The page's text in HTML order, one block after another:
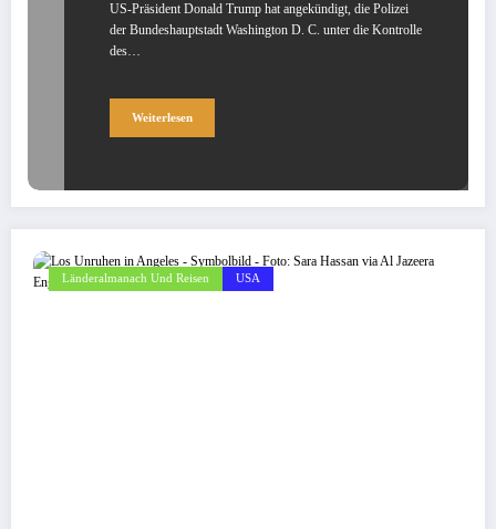
US-Präsident Donald Trump hat angekündigt, die Polizei
der Bundeshauptstadt Washington D. C. unter die Kontrolle
des…
Weiterlesen
Länderalmanach Und Reisen USA